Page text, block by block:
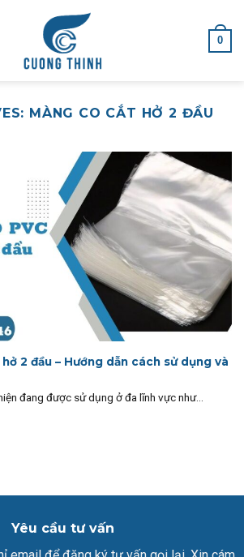
0
MÀNG CO CẮT HỞ 2 ĐẦU
2 đầu – Hướng dẫn cách sử dụng và
đang được sử dụng ở đa lĩnh vực như...
Yêu cầu tư vấn